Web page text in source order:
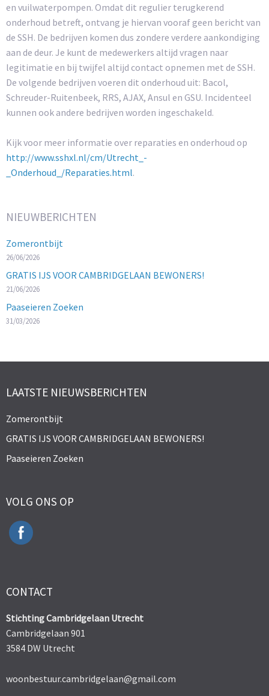
en vuilwaterpompen. Omdat dit regulier terugkerend
onderhoud betreft, ontvang je hiervan vooraf geen bericht van
de SSH. De bedrijven komen dus zondere verdere aankondiging
aan de deur. Je kunt de medewerkers altijd vragen naar
legitimatie en bij twijfel altijd contact opnemen met de SSH.
De volgende bedrijven voeren dit onderhoud uit: Bacol,
Schreuder-Ruitenbeek, RRS, AJAX, Ansul en GSU. Incidenteel
kunnen ook andere bedrijven worden ingeschakeld.
Kijk voor meer informatie over reparaties en onderhoud op
http://www.sshxl.nl/cm/Utrecht_-
_Onderhoud_/Reparaties.html.
NIEUWBERICHTEN
Zomerontbijt
26/06/2026
GRATIS IJS VOOR CAMBRIDGELAAN BEWONERS!
21/06/2026
Paaseieren Zoeken
31/03/2026
LAATSTE NIEUWSBERICHTEN
Zomerontbijt
GRATIS IJS VOOR CAMBRIDGELAAN BEWONERS!
Paaseieren Zoeken
VOLG ONS OP
CONTACT
Stichting Cambridgelaan Utrecht
Cambridgelaan 901
3584 DW Utrecht
woonbestuur.cambridgelaan@gmail.com